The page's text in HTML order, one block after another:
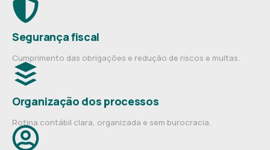
Segurança fiscal
Cumprimento das obrigações e redução de riscos e multas.
Organização dos processos
Rotina contábil clara, organizada e sem burocracia.